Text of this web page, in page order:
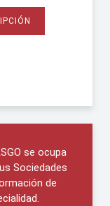
se ocupa
Sociedades
de